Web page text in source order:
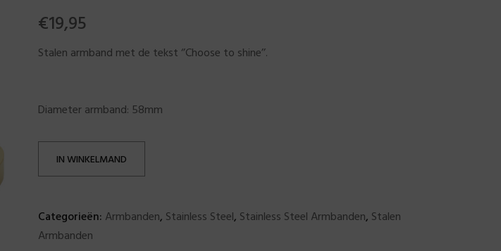
€19,95
Stalen armband met de tekst ‘’Choose to shine’’.
Diameter armband: 58mm
IN WINKELMAND
Categorieën: Armbanden, Stainless Steel, Stainless Steel Armbanden, Stalen
Armbanden